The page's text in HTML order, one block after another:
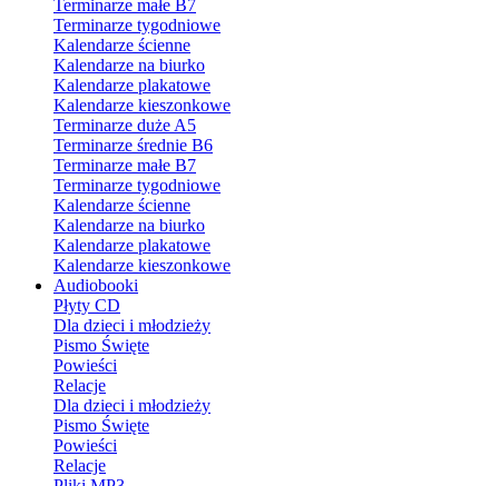
Terminarze małe B7
Terminarze tygodniowe
Kalendarze ścienne
Kalendarze na biurko
Kalendarze plakatowe
Kalendarze kieszonkowe
Terminarze duże A5
Terminarze średnie B6
Terminarze małe B7
Terminarze tygodniowe
Kalendarze ścienne
Kalendarze na biurko
Kalendarze plakatowe
Kalendarze kieszonkowe
Audiobooki
Płyty CD
Dla dzieci i młodzieży
Pismo Święte
Powieści
Relacje
Dla dzieci i młodzieży
Pismo Święte
Powieści
Relacje